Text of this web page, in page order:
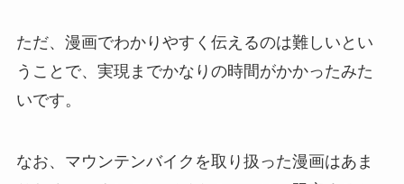
ただ、漫画でわかりやすく伝えるのは難しいとい
うことで、実現までかなりの時間がかかったみた
いです。
なお、マウンテンバイクを取り扱った漫画はあま